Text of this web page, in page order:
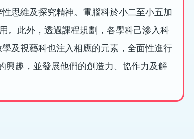
思維及探究精神。電腦科於小二至小五加
。此外，透過課程規劃，各學科己滲入科
及視藝科也注入相應的元素，全面性進行
興趣，並發展他們的創造力、協作力及解